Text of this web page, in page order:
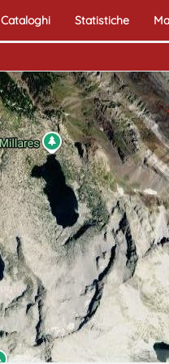
Cataloghi Statistiche